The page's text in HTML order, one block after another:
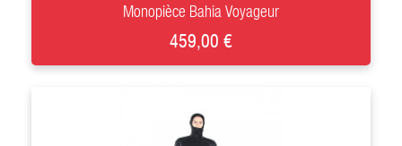
Monopièce Bahia Voyageur
459,00 €